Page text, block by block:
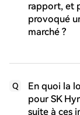
rapport, et
provoqué
marché ?
Q
En quoi la
pour SK
suite à ces